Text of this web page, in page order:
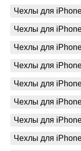
Чехлы для
Чехлы для
Чехлы для
Чехлы для
Чехлы для
Чехлы для
Чехлы для
Чехлы для